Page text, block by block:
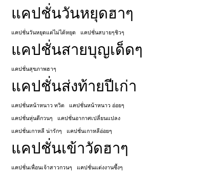
แคปชั่นวันหยุดฮาๆ
แคปชั่นวันหยุดแต่ไม่ได้หยุด แคปชั่นสบายๆชิวๆ
แคปชั่นสายบุญเด็ดๆ
แคปชั่นสุขภาพฮาๆ
แคปชั่นส่งท้ายปีเก่า
แคปชั่นหน้าหนาว ทวิต
แคปชั่นหน้าหนาว อ่อยๆ
แคปชั่นหุ่นดีกวนๆ
แคปชั่นอากาศเปลี่ยนแปลง
แคปชั่นเกาหลี น่ารักๆ
แคปชั่นเกาหลีอ่อยๆ
แคปชั่นเข้าวัดฮาๆ
แคปชั่นเพื่อนเจ้าสาวกวนๆ แคปชั่นแต่งงานซึ้งๆ